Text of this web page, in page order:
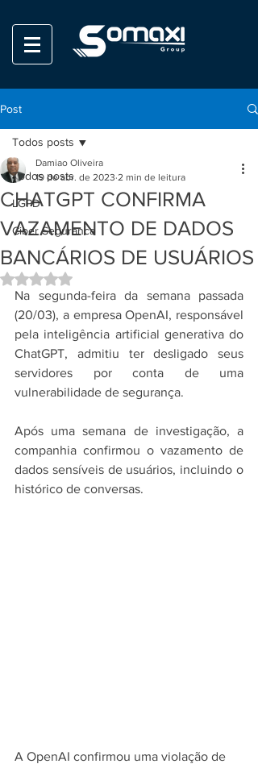
Post
Todos posts
LGPD
Ciber Seguranca
Todos posts
CHATGPT CONFIRMA
VAZAMENTO DE DADOS
BANCÁRIOS DE USUÁRIOS
Damiao Oliveira
19 de abr. de 2023 2 min de leitura
Avaliado com NaN de 5 estrelas.
Na segunda-feira da semana passada
(20/03), a empresa OpenAI, responsável
pela inteligência artificial generativa do
ChatGPT, admitiu ter desligado seus
servidores por conta de uma
vulnerabilidade de segurança.
Após uma semana de investigação, a
companhia confirmou o vazamento de
dados sensíveis de usuários, incluindo o
histórico de conversas.
A OpenAI confirmou uma violação de